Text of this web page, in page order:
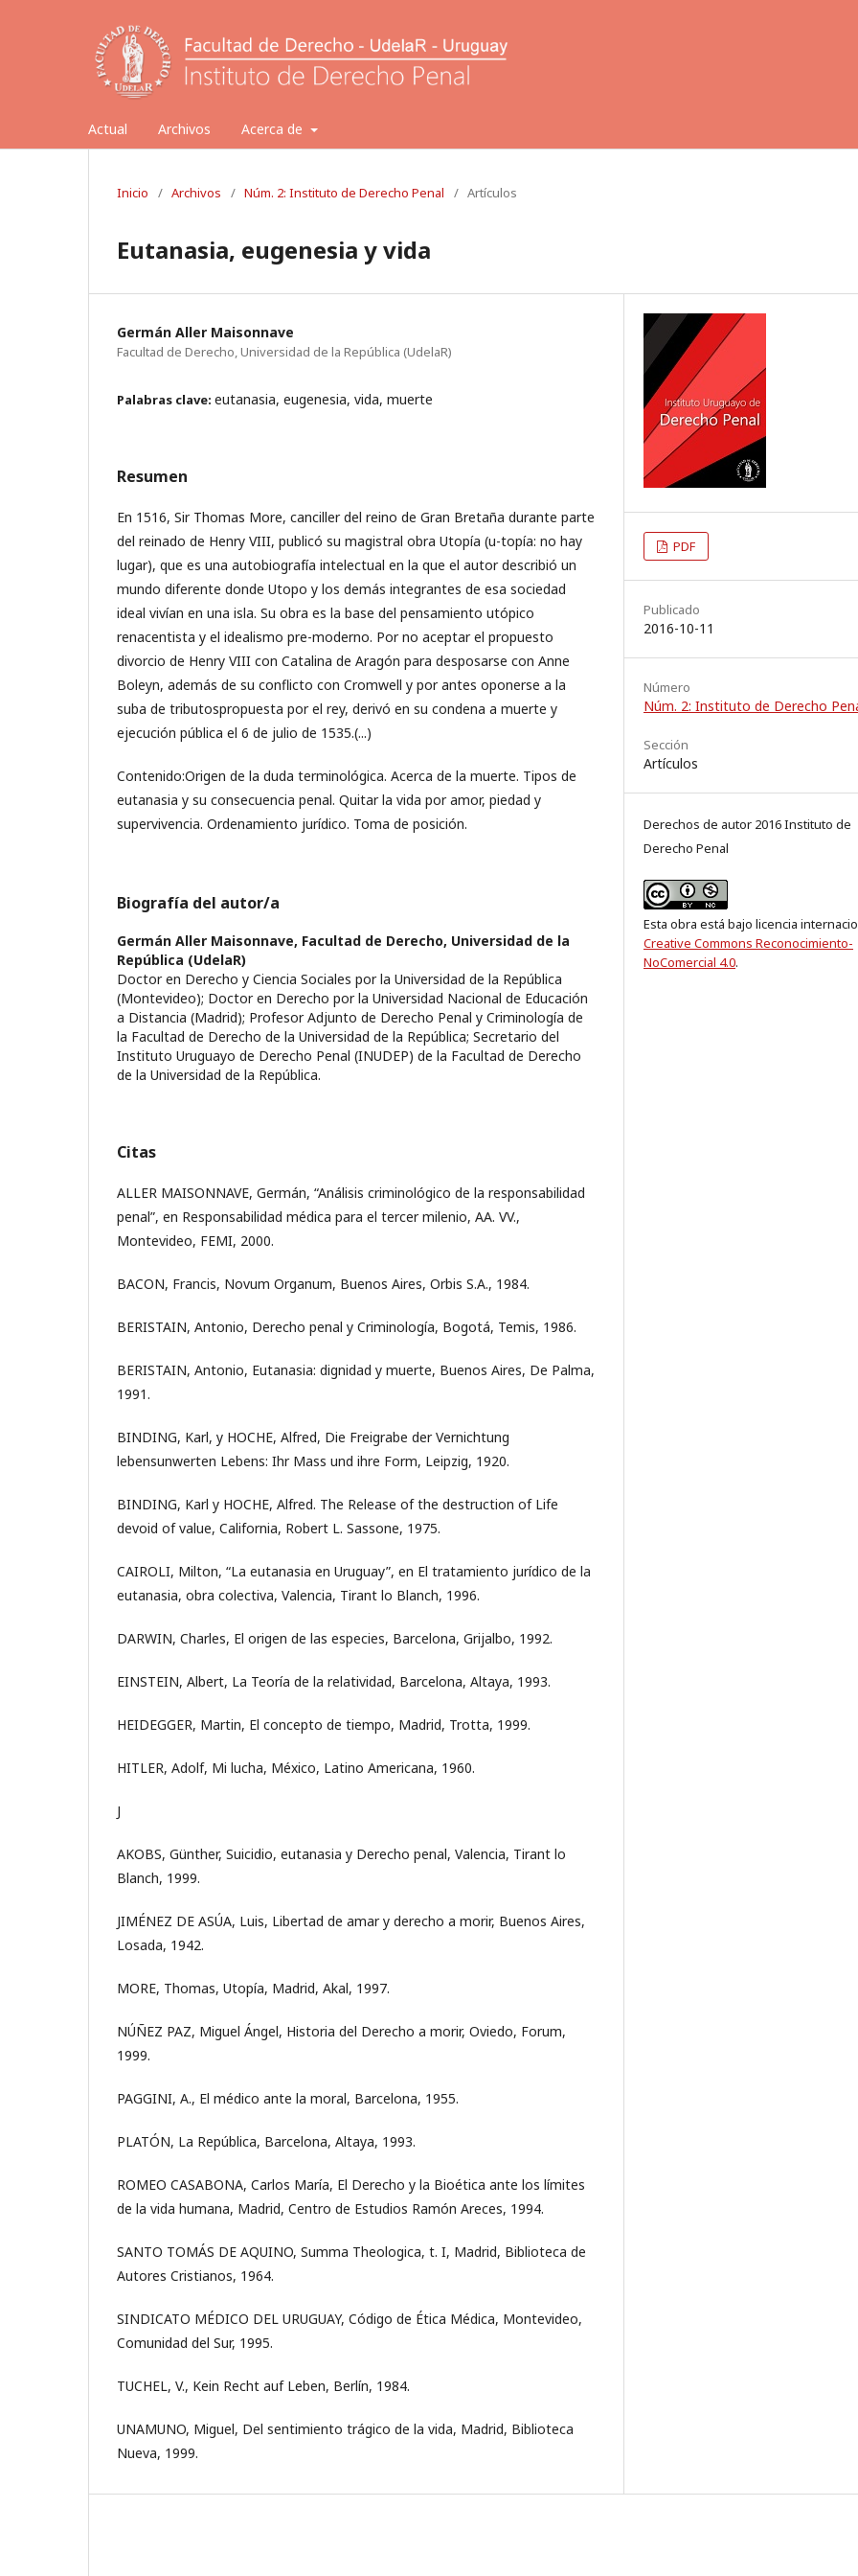
Actual Archivos Acerca de
Inicio / Archivos / Núm. 2: Instituto de Derecho Penal / Artículos
Eutanasia, eugenesia y vida
Germán Aller Maisonnave
Facultad de Derecho, Universidad de la República (UdelaR)
Palabras clave: eutanasia, eugenesia, vida, muerte
Resumen
En 1516, Sir Thomas More, canciller del reino de Gran Bretaña durante parte
del reinado de Henry VIII, publicó su magistral obra Utopía (u-topía: no hay
lugar), que es una autobiografía intelectual en la que el autor describió un
mundo diferente donde Utopo y los demás integrantes de esa sociedad
ideal vivían en una isla. Su obra es la base del pensamiento utópico
renacentista y el idealismo pre-moderno. Por no aceptar el propuesto
divorcio de Henry VIII con Catalina de Aragón para desposarse con Anne
Boleyn, además de su conflicto con Cromwell y por antes oponerse a la
suba de tributospropuesta por el rey, derivó en su condena a muerte y
ejecución pública el 6 de julio de 1535.(...)
Contenido:Origen de la duda terminológica. Acerca de la muerte. Tipos de
eutanasia y su consecuencia penal. Quitar la vida por amor, piedad y
supervivencia. Ordenamiento jurídico. Toma de posición.
Biografía del autor/a
Germán Aller Maisonnave, Facultad de Derecho, Universidad de la
República (UdelaR)
Doctor en Derecho y Ciencia Sociales por la Universidad de la República
(Montevideo); Doctor en Derecho por la Universidad Nacional de Educación
a Distancia (Madrid); Profesor Adjunto de Derecho Penal y Criminología de
la Facultad de Derecho de la Universidad de la República; Secretario del
Instituto Uruguayo de Derecho Penal (INUDEP) de la Facultad de Derecho
de la Universidad de la República.
Citas
ALLER MAISONNAVE, Germán, “Análisis criminológico de la responsabilidad
penal”, en Responsabilidad médica para el tercer milenio, AA. VV.,
Montevideo, FEMI, 2000.
BACON, Francis, Novum Organum, Buenos Aires, Orbis S.A., 1984.
BERISTAIN, Antonio, Derecho penal y Criminología, Bogotá, Temis, 1986.
BERISTAIN, Antonio, Eutanasia: dignidad y muerte, Buenos Aires, De Palma,
1991.
BINDING, Karl, y HOCHE, Alfred, Die Freigrabe der Vernichtung
lebensunwerten Lebens: Ihr Mass und ihre Form, Leipzig, 1920.
BINDING, Karl y HOCHE, Alfred. The Release of the destruction of Life
devoid of value, California, Robert L. Sassone, 1975.
CAIROLI, Milton, “La eutanasia en Uruguay”, en El tratamiento jurídico de la
eutanasia, obra colectiva, Valencia, Tirant lo Blanch, 1996.
DARWIN, Charles, El origen de las especies, Barcelona, Grijalbo, 1992.
EINSTEIN, Albert, La Teoría de la relatividad, Barcelona, Altaya, 1993.
HEIDEGGER, Martin, El concepto de tiempo, Madrid, Trotta, 1999.
HITLER, Adolf, Mi lucha, México, Latino Americana, 1960.
J
AKOBS, Günther, Suicidio, eutanasia y Derecho penal, Valencia, Tirant lo
Blanch, 1999.
JIMÉNEZ DE ASÚA, Luis, Libertad de amar y derecho a morir, Buenos Aires,
Losada, 1942.
MORE, Thomas, Utopía, Madrid, Akal, 1997.
NÚÑEZ PAZ, Miguel Ángel, Historia del Derecho a morir, Oviedo, Forum,
1999.
PAGGINI, A., El médico ante la moral, Barcelona, 1955.
PLATÓN, La República, Barcelona, Altaya, 1993.
ROMEO CASABONA, Carlos María, El Derecho y la Bioética ante los límites
de la vida humana, Madrid, Centro de Estudios Ramón Areces, 1994.
SANTO TOMÁS DE AQUINO, Summa Theologica, t. I, Madrid, Biblioteca de
Autores Cristianos, 1964.
SINDICATO MÉDICO DEL URUGUAY, Código de Ética Médica, Montevideo,
Comunidad del Sur, 1995.
TUCHEL, V., Kein Recht auf Leben, Berlín, 1984.
UNAMUNO, Miguel, Del sentimiento trágico de la vida, Madrid, Biblioteca
Nueva, 1999.
PDF
Publicado
2016-10-11
Número
Núm. 2: Instituto de Derecho
Sección
Artículos
Derechos de autor 2016 Instituto de
Derecho Penal
Esta obra está bajo licencia
Creative Commons Reconocimiento-
NoComercial 4.0.